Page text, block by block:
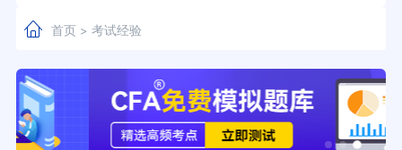
首页> 考试经验